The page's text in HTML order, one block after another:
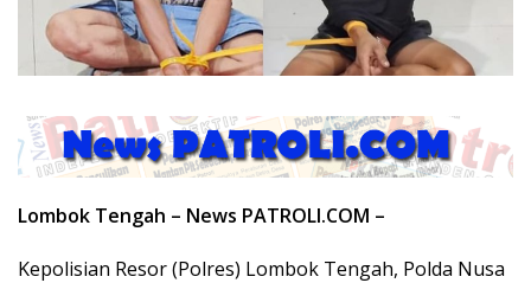
Lombok Tengah – News PATROLI.COM –
Kepolisian Resor (Polres) Lombok Tengah, Polda Nusa